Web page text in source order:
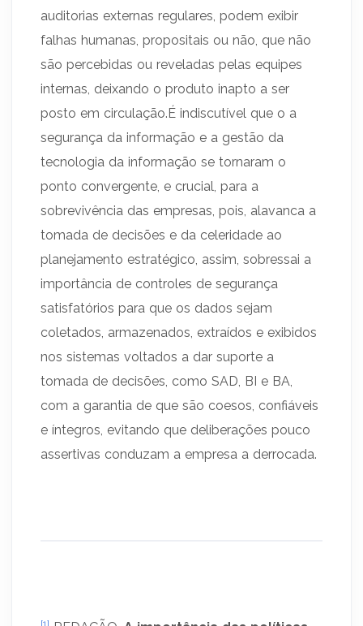
auditorias externas regulares, podem exibir
falhas humanas, propositais ou não, que não
são percebidas ou reveladas pelas equipes
internas, deixando o produto inapto a ser
posto em circulação.É indiscutível que o a
segurança da informação e a gestão da
tecnologia da informação se tornaram o
ponto convergente, e crucial, para a
sobrevivência das empresas, pois, alavanca a
tomada de decisões e da celeridade ao
planejamento estratégico, assim, sobressai a
importância de controles de segurança
satisfatórios para que os dados sejam
coletados, armazenados, extraídos e exibidos
nos sistemas voltados a dar suporte a
tomada de decisões, como SAD, BI e BA,
com a garantia de que são coesos, confiáveis
e íntegros, evitando que deliberações pouco
assertivas conduzam a empresa a derrocada.
[1]